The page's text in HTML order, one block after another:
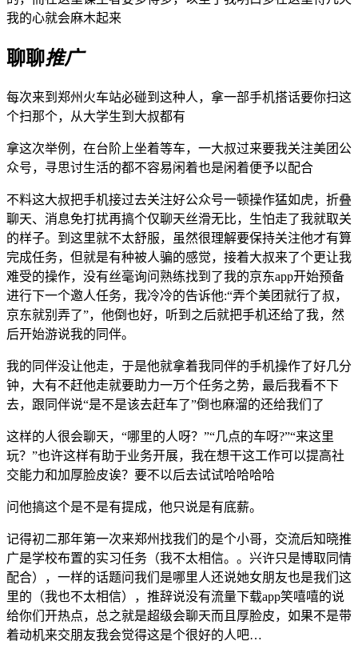
我的心就会麻木起来
聊聊推广
每次来到郑州火车站必碰到这种人，拿一部手机搭话要你扫这
个扫那个，从大学生到大叔都有
拿这次举例，在台阶上坐着等车，一大叔过来要我关注美团公
众号，寻思讨生活的都不容易闲着也是闲着便予以配合
不料这大叔把手机接过去关注好公众号一顿操作猛如虎，折叠
聊天、消息免打扰再搞个仅聊天丝滑无比，生怕走了我就取关
的样子。到这里就不太舒服，虽然很理解要保持关注他才有算
完成任务，但就是有种被人骗的感觉，接着大叔来了个更让我
难受的操作，没有丝毫询问熟练找到了我的京东app开始预备
进行下一个邀人任务，我冷冷的告诉他:“弄个美团就行了叔，
京东就别弄了”，他倒也好，听到之后就把手机还给了我，然
后开始游说我的同伴。
我的同伴没让他走，于是他就拿着我同伴的手机操作了好几分
钟，大有不赶他走就要助力一万个任务之势，最后我看不下
去，跟同伴说“是不是该去赶车了”倒也麻溜的还给我们了
这样的人很会聊天，“哪里的人呀？”“几点的车呀?”“来这里
玩？”也许这样有助于业务开展，我在想干这工作可以提高社
交能力和加厚脸皮诶？要不以后去试试哈哈哈哈
问他搞这个是不是有提成，他只说是有底薪。
记得初二那年第一次来郑州找我们的是个小哥，交流后知晓推
广是学校布置的实习任务（我不太相信。。兴许只是博取同情
配合），一样的话题问我们是哪里人还说她女朋友也是我们这
里的（我也不太相信），推辞说没有流量下载app笑嘻嘻的说
给你们开热点，总之就是超级会聊天而且厚脸皮，如果不是带
着动机来交朋友我会觉得这是个很好的人吧…